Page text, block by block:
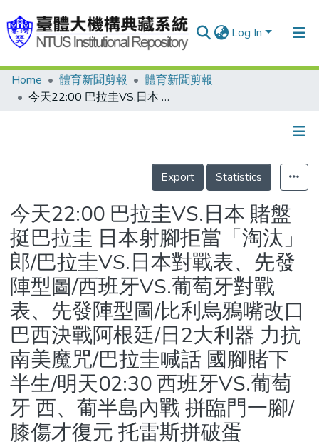
Log In
Communities & Collections
Statistics
Home 體育新聞剪報
體育新聞剪報
今天22:00 巴拉圭VS.日本 賭盤挺巴拉圭 日本射腳拒當「淘汰」郎/巴拉圭VS.日本對戰表、先發陣型圖/西班牙VS.葡萄牙對戰表、先發陣型圖/比利烏鴉嘴改口 巴西決戰阿根廷/日2大利器 力抗南美魔咒/巴拉圭喊話 國腳賭下半生/明天02:30 西班牙VS.葡萄牙 西、葡半島內戰 拼臨門一腳/膝傷才復元 托雷斯拼破蛋
Details
Export
Statistics
今天22:00 巴拉圭VS.日本 賭盤
挺巴拉圭 日本射腳拒當「淘汰」
郎/巴拉圭VS.日本對戰表、先發
陣型圖/西班牙VS.葡萄牙對戰
表、先發陣型圖/比利烏鴉嘴改口
巴西決戰阿根廷/日2大利器 力抗
南美魔咒/巴拉圭喊話 國腳賭下
半生/明天02:30 西班牙VS.葡萄
牙 西、葡半島內戰 拼臨門一腳/
膝傷才復元 托雷斯拼破蛋